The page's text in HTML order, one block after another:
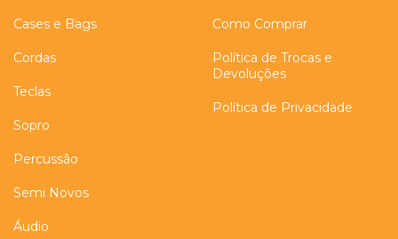
Cases e Bags
Cordas
Teclas
Sopro
Percussão
Semi Novos
Áudio
Como Comprar
Política de Trocas e
Devoluções
Política de Privacidade